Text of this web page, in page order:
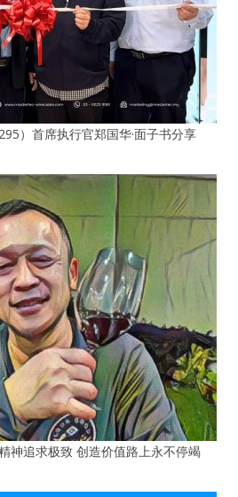
）首席执行官郑国华·面子书分享
神追求极致 创造价值路上永不停竭